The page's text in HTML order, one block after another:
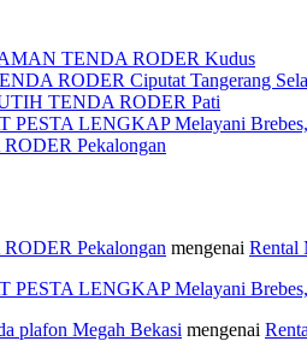
TENDA RODER Kudus
RODER Ciputat Tangerang
TENDA RODER Pati
LENGKAP Melayani Brebes,
Pekalongan
Pekalongan mengenai Rental
LENGKAP Melayani Brebes,
plafon Megah Bekasi mengenai